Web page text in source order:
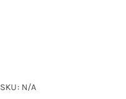
SKU: N/A